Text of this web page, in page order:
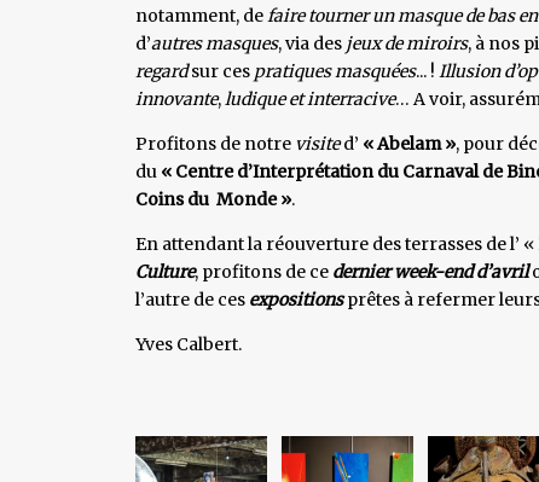
notamment, defaire tourner un masque de bas
d’autres masques, via des jeux de miroirs, à nos
regardsur ces pratiques masquées... ! Illusion
innovante,ludique et interracive… A voir,
Profitons de notre visited’ « Abelam », pour
du « Centre d’Interprétation du Carnaval de
Coins du Monde ».
En attendant la réouverture des terrasses de l’ «
Culture, profitons de ce dernier week-end d’avril
l’autre de ces expositionsprêtes à refermer
Yves Calbert.